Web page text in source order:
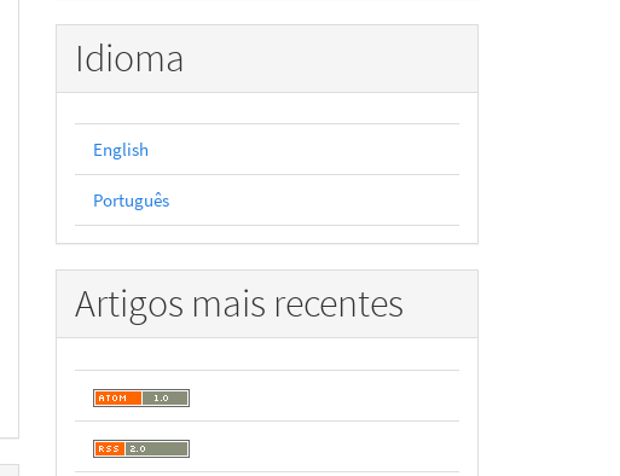
Idioma
English
Português
Artigos mais recentes